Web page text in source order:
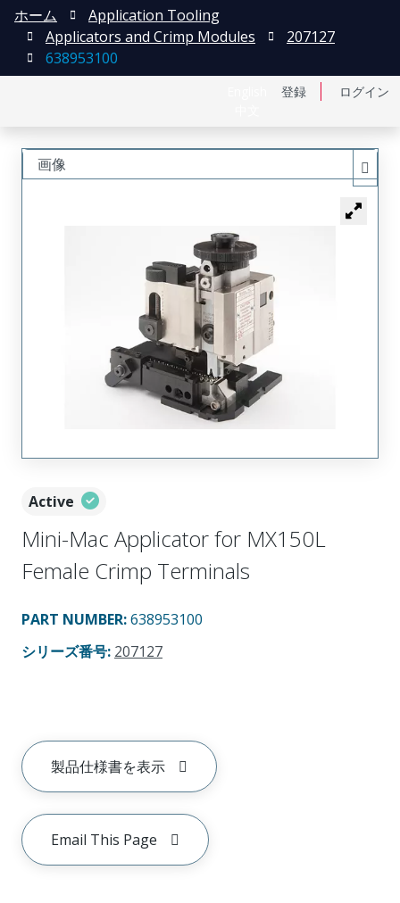
登録 ログイン
ホーム
Application Tooling
Applicators and Crimp Modules
207127
638953100
Active
Mini-Mac Applicator for MX150L
Female Crimp Terminals
PART NUMBER:638953100
シリーズ番号: 207127
製品仕様書を表示
Email This Page
画像